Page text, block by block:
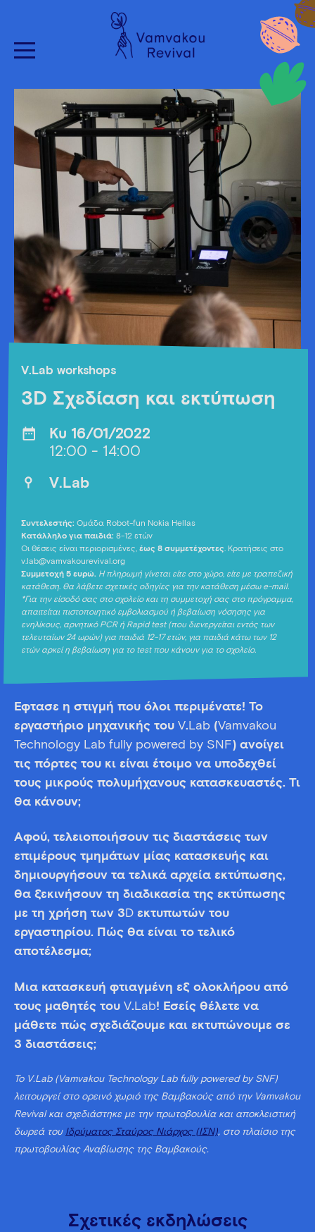
V.Lab workshops
3D Σχεδίαση και εκτύπωση
Κυ 16/01/2022
12:00 - 14:00
V.Lab
Συντελεστής: Ομάδα Robot-fun Nokia Hellas
Κατάλληλο για παιδιά: 8-12 ετών
Οι θέσεις είναι περιορισμένες, έως 8 συμμετέχοντες. Κρατήσεις στο
v.lab@vamvakourevival.org
Συμμετοχή 5 ευρώ. Η πληρωμή γίνεται είτε στο χώρο, είτε με τραπεζική
κατάθεση. Θα λάβετε σχετικές οδηγίες για την κατάθεση μέσω e-mail.
*Για την είσοδό σας στο σχολείο και τη συμμετοχή σας στο πρόγραμμα,
απαιτείται πιστοποιητικό εμβολιασμού ή βεβαίωση νόσησης για
ενηλίκους, αρνητικό PCR ή Rapid test (που διενεργείται εντός των
τελευταίων 24 ωρών) για παιδιά 12-17 ετών, για παιδιά κάτω των 12
ετών αρκεί η βεβαίωση για το test που κάνουν για το σχολείο.
Έφτασε η στιγμή που όλοι περιμένατε! Το
εργαστήριο μηχανικής του V. Lab (Vamvakou
Technology Lab fully powered by SNF) ανοίγει
τις πόρτες του κι είναι έτοιμο να υποδεχθεί
τους μικρούς πολυμήχανους κατασκευαστές. Τι
θα κάνουν;
Αφού, τελειοποιήσουν τις διαστάσεις των
επιμέρους τμημάτων μίας κατασκευής και
δημιουργήσουν τα τελικά αρχεία εκτύπωσης,
θα ξεκινήσουν τη διαδικασία της εκτύπωσης
με τη χρήση των 3 D εκτυπωτών του
εργαστηρίου. Πώς θα είναι το τελικό
αποτέλεσμα;
Μια κατασκευή φτιαγμένη εξ ολοκλήρου από
τους μαθητές του V. Lab! Εσείς θέλετε να
μάθετε πώς σχεδιάζουμε και εκτυπώνουμε σε
3 διαστάσεις;
Το V.Lab (Vamvakou Technology Lab fully powered by SNF)
λειτουργεί στο ορεινό χωριό της Βαμβακούς από την Vamvakou
Revival και σχεδιάστηκε με την πρωτοβουλία και αποκλειστική
δωρεά του Ιδρύματος Σταύρος Νιάρχος (ΙΣΝ), στο πλαίσιο της
πρωτοβουλίας Αναβίωσης της Βαμβακούς.
Σχετικές εκδηλώσεις